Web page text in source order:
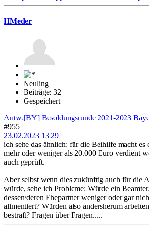
HMeder
Neuling
Beiträge: 32
Gespeichert
Antw:[BY] Besoldungsrunde 2021-2023
#955
23.02.2023 13:29
ich sehe das ähnlich: für die Beihilfe macht es
mehr oder weniger als 20.000 Euro verdient
auch geprüft.
Aber selbst wenn dies zukünftig auch für die
würde, sehe ich Probleme: Würde ein
dessen/deren Ehepartner weniger oder gar
alimentiert? Würden also andersherum
bestraft? Fragen über Fragen.....